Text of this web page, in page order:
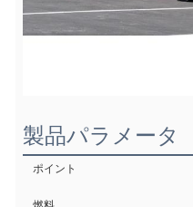
製品パラメータ
ポイント